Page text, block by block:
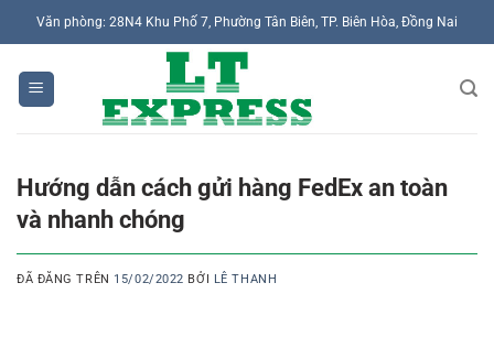
Chuyển
đến
nội
dung
Văn phòng: 28N4 Khu Phố 7, Phường Tân Biên, TP. Biên Hòa, Đồng Nai
Hướng dẫn cách gửi hàng FedEx an toàn
và nhanh chóng
ĐÃ ĐĂNG TRÊN 15/02/2022 BỞI LÊ THANH